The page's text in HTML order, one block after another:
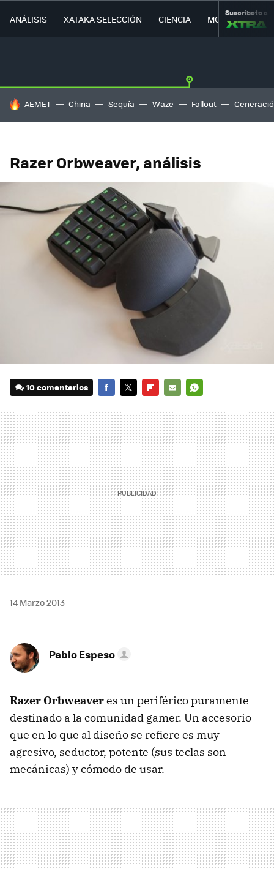
ANÁLISIS XATAKA SELECCIÓN CIENCIA MOVILIDAD
Suscríbete a
HOY SE HABLA DE
AEMET China Sequía Waze Fallout
Razer Orbweaver, análisis
10 comentarios
MAIL
14 Marzo 2013
Pablo Espeso
Razer Orbweaveres un periférico puramente
destinado a la comunidad gamer. Un accesorio
que en lo que al diseño se refiere es muy
agresivo, seductor, potente (sus teclas son
mecánicas) y cómodo de usar.